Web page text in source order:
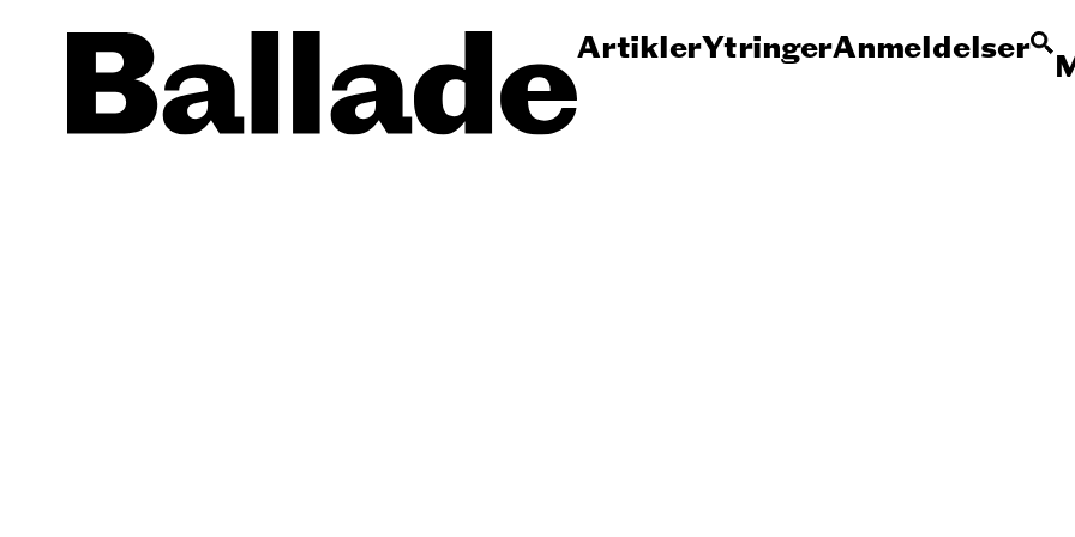
ArtiklerYtringerAnmeldelser